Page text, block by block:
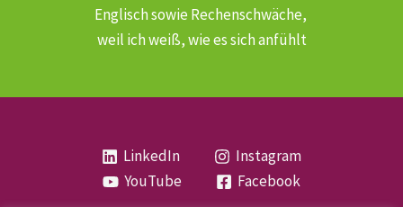
Englisch sowie Rechenschwäche,
weil ich weiß, wie es sich anfühlt
LinkedIn
Instagram
YouTube
Facebook